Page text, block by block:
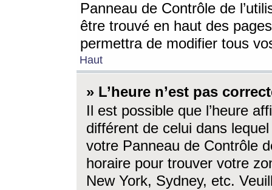
Panneau de Contrôle de
être trouvé en haut des
permettra de modifier tous
Haut
» L’heure n’est pas
Il est possible que l’heure
différent de celui dans
votre Panneau de Contrôle
horaire pour trouver votre
New York, Sydney, etc.